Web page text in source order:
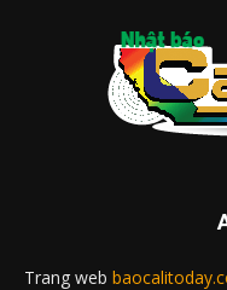
Trang web